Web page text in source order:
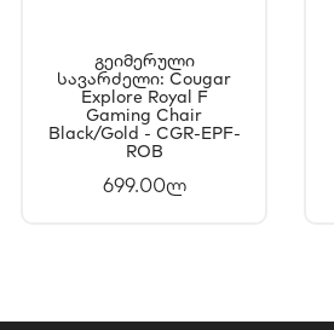
ᲙᲐᲚᲐᲗᲐᲨᲘ
ᲓᲐᲛᲐᲢᲔᲑᲐ
Გეიმერული
Სავარძელი: Cougar
Explore Royal F
Gaming Chair
Black/Gold - CGR-EPF-
ROB
699.00ლ